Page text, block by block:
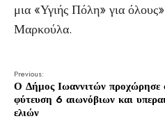
μια «Υγιής Πόλη» για
Μαρκούλα.
Previous:
Ο Δήμος Ιωαννιτών προχώρησε
φύτευση 6 αιωνόβιων και
ελιών